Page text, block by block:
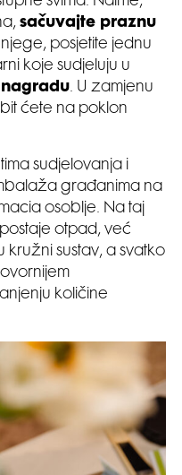
sačuvajte praznu
posjetite jednu
koje sudjeluju u
. U zamjenu
ćete na poklon
sudjelovanja i
građanima na
osoblje. Na taj
otpad, već
kružni sustav, a svatko
količine